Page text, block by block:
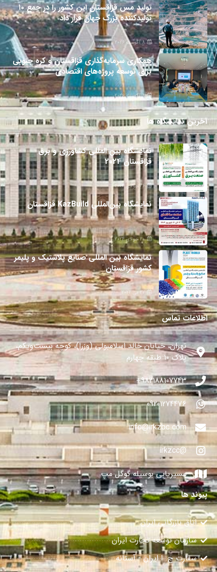
تولید مس قزاقستان این کشور را در جمع ۱۰
تولیدکننده بزرگ جهان قرار داد
8 آگوست 2026
همکاری سرمایه‌گذاری قزاقستان و کره جنوبی
برای توسعه پروژه‌های اقتصادی
8 آگوست 2026
آخرین نمایشگاه ها
نمایشگاه بین المللی کشاورزی و برق
قزاقستان 2024
26 جولای 2024
نمایشگاه بین‌المللی KazBuild قزاقستان
20 جولای 2024
نمایشگاه بین المللی صنایع پلاستیک و پلیمر
کشور قزاقستان
27 می 2024
اطلاعات تماس
تهران، خیابان خالد اسلامبولی (وزرا)، کوچه بیست‌ویکم،
پلاک ۱۰ طبقه چهارم
982188107743+
09201274476
info@irkzbc.com
@irkzcc
مسیریابی بوسیله گوگل مپ
پیوند ها
اتاق بازرگانی ایران
سازمان توسعه تجارت ایران
سفارت ج. ا ایران - آستانه